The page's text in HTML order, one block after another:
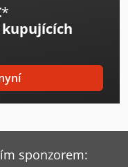
*
sponzorem: